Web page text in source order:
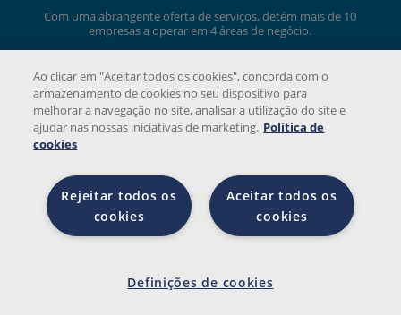
Com uma abrangente oferta de serviços, detém mais de 10
empresas a operar em 4 áreas de negócio.
© 2026 Copyright Strong Charon. Todos os direitos
reservados.
Ao clicar em "Aceitar todos os cookies", concorda com o
armazenamento de cookies no seu dispositivo para
melhorar a navegação no site, analisar a utilização do site e
ajudar nas nossas iniciativas de marketing. Política de
cookies
Aceitar todos os
cookies
Rejeitar todos os
cookies
Definições de cookies